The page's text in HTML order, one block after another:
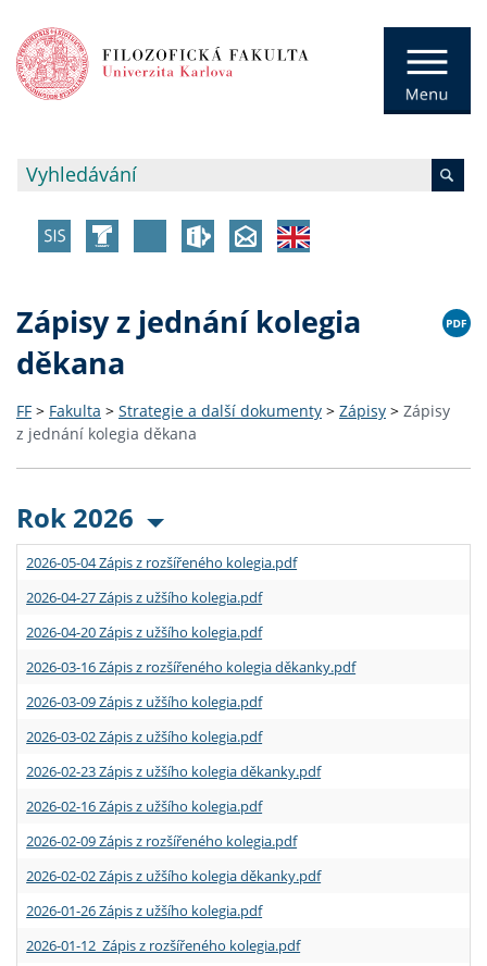
Zápisy z jednání kolegia
děkana
FF > Fakulta > Strategie a další dokumenty > Zápisy > Zápisy
z jednání kolegia děkana
Rok 2026
2026-05-04 Zápis z rozšířeného kolegia.pdf
2026-04-27 Zápis z užšího kolegia.pdf
2026-04-20 Zápis z užšího kolegia.pdf
2026-03-16 Zápis z rozšířeného kolegia děkanky.pdf
2026-03-09 Zápis z užšího kolegia.pdf
2026-03-02 Zápis z užšího kolegia.pdf
2026-02-23 Zápis z užšího kolegia děkanky.pdf
2026-02-16 Zápis z užšího kolegia.pdf
2026-02-09 Zápis z rozšířeného kolegia.pdf
2026-02-02 Zápis z užšího kolegia děkanky.pdf
2026-01-26 Zápis z užšího kolegia.pdf
2026-01-12 Zápis z rozšířeného kolegia.pdf